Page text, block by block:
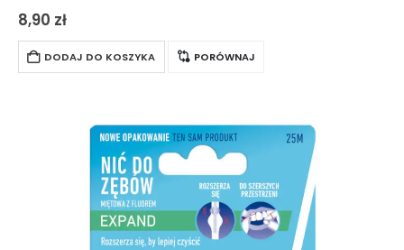
usuwanie płytki nazębnej i resztek jedzenia z trudno
dostępnych przestrzeni międzyzębowych. Dzięki swojej
długości i wygodnej…
8,90 zł
DODAJ DO KOSZYKA PORÓWNAJ